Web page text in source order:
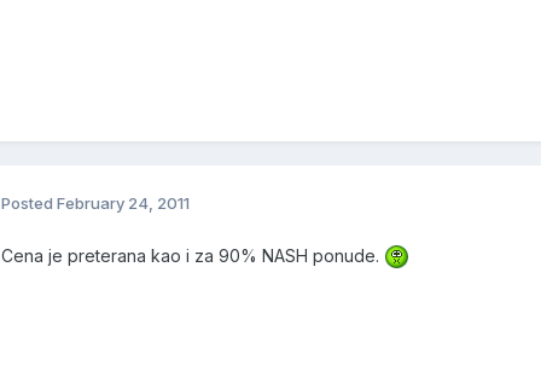
Posted February 24, 2011
Cena je preterana kao i za 90% NASH ponude.